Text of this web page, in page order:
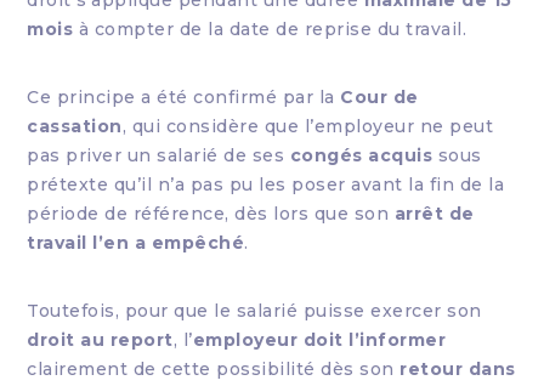
mois à compter de la date de reprise du travail.
Ce principe a été confirmé par la Cour de
cassation, qui considère que l’employeur ne peut
pas priver un salarié de ses congés acquis sous
prétexte qu’il n’a pas pu les poser avant la fin de la
période de référence, dès lors que son arrêt de
travail l’en a empêché.
Toutefois, pour que le salarié puisse exercer son
droit au report, l’employeur doit l’informer
clairement de cette possibilité dès son retour dans